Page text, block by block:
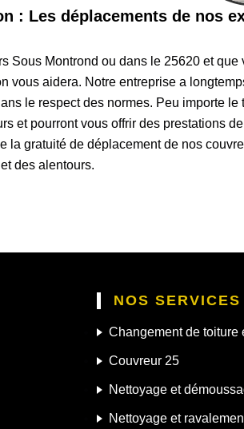
: Les déplacements de nos
Sous Montrond ou dans le 25620 et
vous aidera. Notre entreprise a
le respect des normes. Peu importe
et pourront vous offrir des prestations
la gratuité de déplacement de nos
des alentours.
NOS SERVICES
Changement de toiture
Couvreur 25
Nettoyage et
Nettoyage et